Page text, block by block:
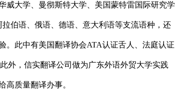
威大学、曼彻斯特大学、美国蒙特雷国际研究学
伯语、俄语、德语、意大利语等支流语种，还
。此中有美国翻译协会ATA认证舌人、法庭认证
外，信实翻译公司做为广东外语外贸大学实践
质量翻译办事。